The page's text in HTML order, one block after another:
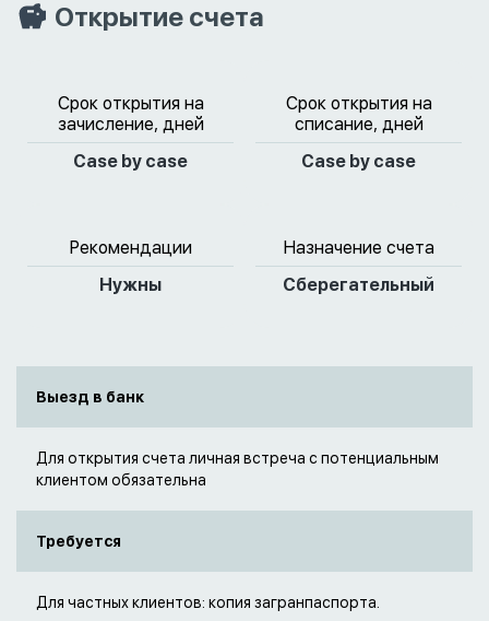
Открытие счета
Срок открытия на
зачисление, дней
Case by case
Срок открытия на
списание, дней
Case by case
Рекомендации
Нужны
Назначение счета
Сберегательный
Выезд в банк
Для открытия счета личная встреча с потенциальным
клиентом обязательна
Требуется
Для частных клиентов: копия загранпаспорта.